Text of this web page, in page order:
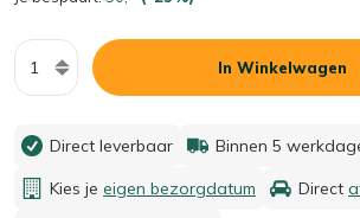
Aantal
In Winkelwagen
Direct leverbaar Binnen 5
Kies je eigen bezorgdatum Direct